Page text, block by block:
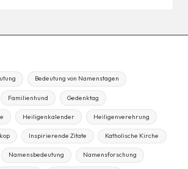
Bedeutung von Namenstagen
Familienhund Gedenktag
Heiligenkalender Heiligenverehrung
Inspirierende Zitate Katholische Kirche
Namensbedeutung Namensforschung